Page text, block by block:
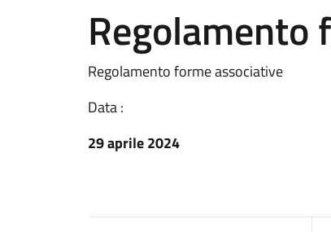
Regolamento
Regolamento forme associative
Data :
29 aprile 2024